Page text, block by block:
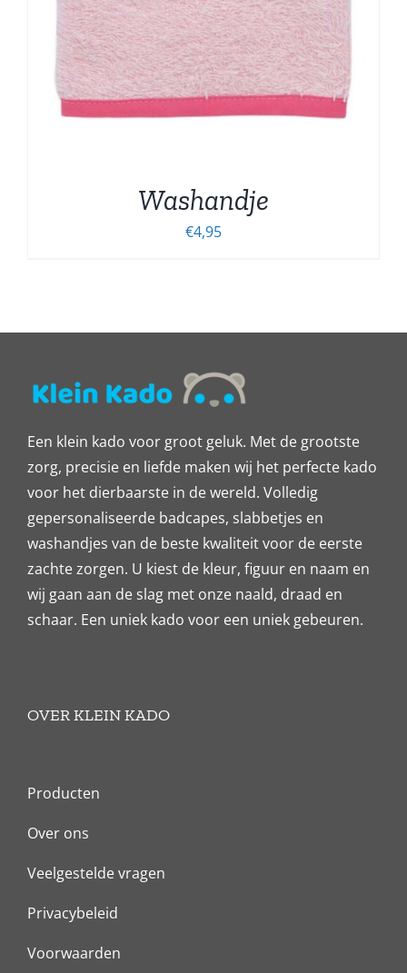
Washandje
€4,95
Een klein kado voor groot geluk. Met de grootste
zorg, precisie en liefde maken wij het perfecte kado
voor het dierbaarste in de wereld. Volledig
gepersonaliseerde badcapes, slabbetjes en
washandjes van de beste kwaliteit voor de eerste
zachte zorgen. U kiest de kleur, figuur en naam en
wij gaan aan de slag met onze naald, draad en
schaar. Een uniek kado voor een uniek gebeuren.
OVER KLEIN KADO
Producten
Over ons
Veelgestelde vragen
Privacybeleid
Voorwaarden